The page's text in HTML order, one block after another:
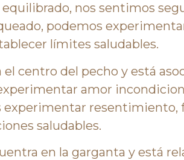
nos sentimos
podemos
límites saludables.
centro del pecho y está
amor
experimentar resentimiento,
saludables.
en la garganta y está